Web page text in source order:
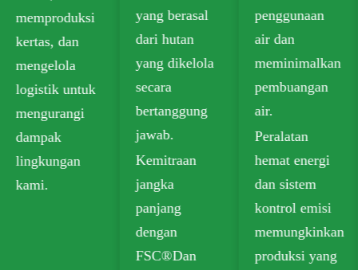
memproduksi
kertas, dan
mengelola
logistik untuk
mengurangi
dampak
lingkungan
kami.
yang berasal
dari hutan
yang dikelola
secara
bertanggung
jawab.
Kemitraan
jangka
panjang
dengan
FSC®Dan
penggunaan
air dan
meminimalkan
pembuangan
air.
Peralatan
hemat energi
dan sistem
kontrol emisi
memungkinkan
produksi yang